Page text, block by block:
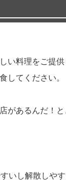
料理をご提供
てください。
あるんだ！と
し解散しやす